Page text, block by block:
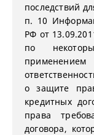
последствий
п. 10
РФ от
по
о защите
кредитных
права
договора,